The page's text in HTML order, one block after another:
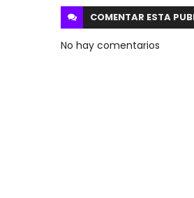
COMENTAR ESTA
No hay comentarios